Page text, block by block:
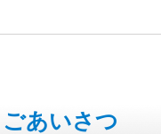
ごあいさつ